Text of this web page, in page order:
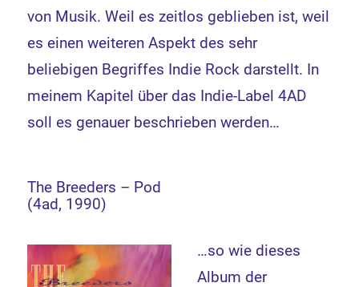
von Musik. Weil es zeitlos geblieben ist, weil
es einen weiteren Aspekt des sehr
beliebigen Begriffes Indie Rock darstellt. In
meinem Kapitel über das Indie-Label 4AD
soll es genauer beschrieben werden…
The Breeders – Pod
(4ad, 1990)
…so wie dieses
Album der